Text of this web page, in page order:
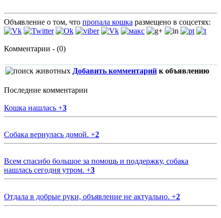
Объявление о том, что пропала кошка размещено в соцсетях:
Комментарии - (0)
Добавить комментарий к объявлению
Последние комментарии
Кошка нашлась +3
Собака вернулась домой. +2
Всем спасибо большое за помощь и поддержку, собака
нашлась сегодня утром. +3
Отдала в добрые руки, объявление не актуально. +2